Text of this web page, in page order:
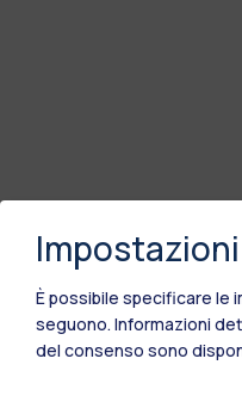
È possibile specificare le
seguono. Informazioni
del consenso sono